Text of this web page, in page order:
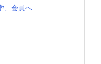
、会員へ